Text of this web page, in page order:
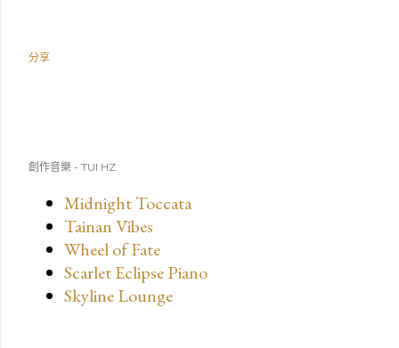
分享
創作音樂 - TUI HZ
Midnight Toccata
Tainan Vibes
Wheel of Fate
Scarlet Eclipse Piano
Skyline Lounge